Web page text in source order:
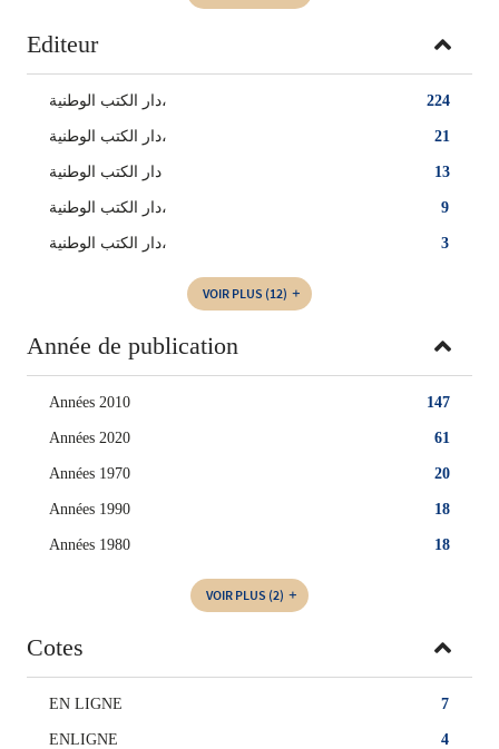
Editeur
224 دار الكتب الوطنية،
21 ‏دار الكتب الوطنية‏،
13 دار الكتب الوطنية
9 دار الكتب الوطنية‏،
3 ‏دار الكتب الوطنية،
VOIR PLUS (12)
Année de publication
147
Années 2010
61
Années 2020
20
Années 1970
18
Années 1990
18
Années 1980
VOIR PLUS (2)
Cotes
7
EN LIGNE
4
ENLIGNE